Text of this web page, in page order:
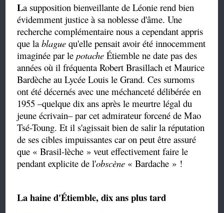
La supposition bienveillante de Léonie rend bien
évidemment justice à sa noblesse d'âme. Une
recherche complémentaire nous a cependant appris
que lablaguequ'elle pensait avoir été innocemment
imaginée par le potache Étiemble ne date pas des
années où il fréquenta Robert Brasillach et Maurice
Bardèche au Lycée Louis le Grand. Ces surnoms
ont été décernés avec une méchanceté délibérée en
1955 –quelque dix ans après le meurtre légal du
jeune écrivain– par cet admirateur forcené de Mao
Tsé-Toung. Et il s'agissait bien de salir la réputation
de ses cibles impuissantes car on peut être assuré
que « Brasil-lèche » veut effectivement faire le
pendant explicite de l'obscène « Bardache » !
La haine d'Étiemble, dix ans plus tard